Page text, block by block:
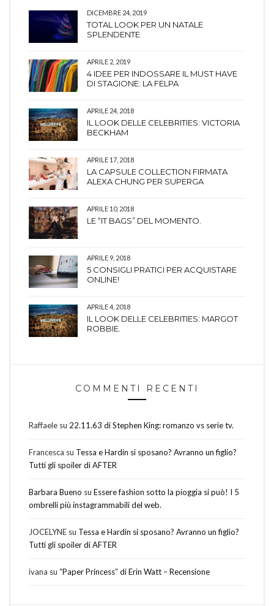
DICEMBRE 24, 2019
TOTAL LOOK PER UN NATALE
SPLENDENTE
APRILE 2, 2019
4 IDEE PER INDOSSARE IL MUST HAVE
DI STAGIONE: LA FELPA
APRILE 24, 2018
IL LOOK DELLE CELEBRITIES: VICTORIA
BECKHAM
APRILE 17, 2018
LA CAPSULE COLLECTION FIRMATA
ALEXA CHUNG PER SUPERGA
APRILE 10, 2018
LE “IT BAGS” DEL MOMENTO.
APRILE 9, 2018
5 CONSIGLI PRATICI PER ACQUISTARE
ONLINE!
APRILE 4, 2018
IL LOOK DELLE CELEBRITIES: MARGOT
ROBBIE.
COMMENTI RECENTI
Raffaele su 22.11.63 di Stephen King: romanzo vs serie tv.
Francesca su Tessa e Hardin si sposano? Avranno un figlio?
Tutti gli spoiler di AFTER
Barbara Bueno su Essere fashion sotto la pioggia si può! I 5
ombrelli più instagrammabili del web.
JOCELYNE su Tessa e Hardin si sposano? Avranno un figlio?
Tutti gli spoiler di AFTER
ivana su “Paper Princess” di Erin Watt – Recensione